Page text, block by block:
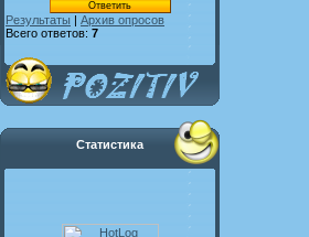
Результаты | Архив опросов
Всего ответов: 7
Статистика